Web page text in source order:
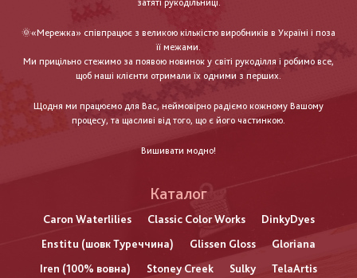
затяті рукодільниці.
🌞«Мережка» співпрацює з великою кількістю виробників в Україні і поза
її межами.
Ми прицільно стежимо за появою новинок у світі рукоділля і робимо все,
щоб наші клієнти отримали їх одними з перших.
Щодня ми працюємо для Вас, неймовірно радіємо кожному Вашому
процесу, та щасливі від того, що є його частинкою.
Вишивати модно!
Каталог
Caron Waterlilies Classic Color Works
DinkyDyes
Enstitu (шовк Туреччина)
Glissen Gloss
Gloriana
Iren (100% вовна)
Stoney Creek Sulky
TelaArtis